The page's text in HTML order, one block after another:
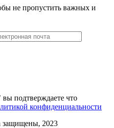
не пропустить важных и
подтверждаете что
конфиденциальности
защищены, 2023